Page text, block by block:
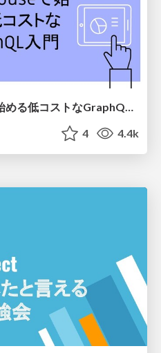
Laravel + Lighthouseで始める低コストなGraphQL入門
4 4.4k